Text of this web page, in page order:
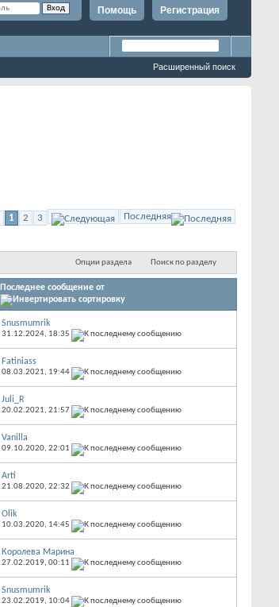
Регистрация
Помощь
Расширенный поиск
1 2 3 Последняя
Опции раздела Поиск по разделу
Последнее сообщение от
Snusmumrik
31.12.2024, 18:35
Fatiniass
08.03.2021, 19:44
Juli_R
20.02.2021, 21:57
Vanilla
09.10.2020, 22:01
Arti
21.08.2020, 22:32
Olik
10.03.2020, 14:45
Королева Марина
27.02.2019, 00:11
Snusmumrik
23.02.2019, 10:04